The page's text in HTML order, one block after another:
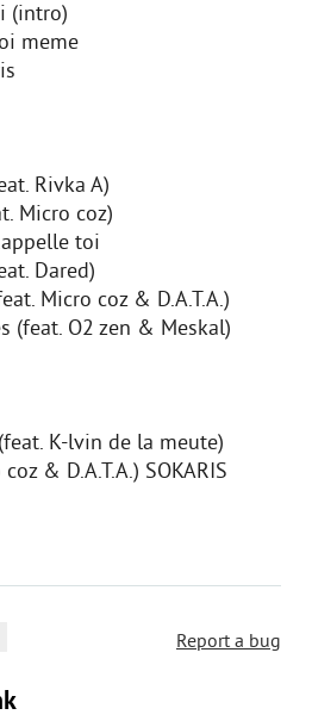
(intro)
meme
Rivka A)
Micro coz)
toi
Dared)
Micro coz & D.A.T.A.)
(feat. O2 zen & Meskal)
K-lvin de la meute)
& D.A.T.A.) SOKARIS
Report a bug